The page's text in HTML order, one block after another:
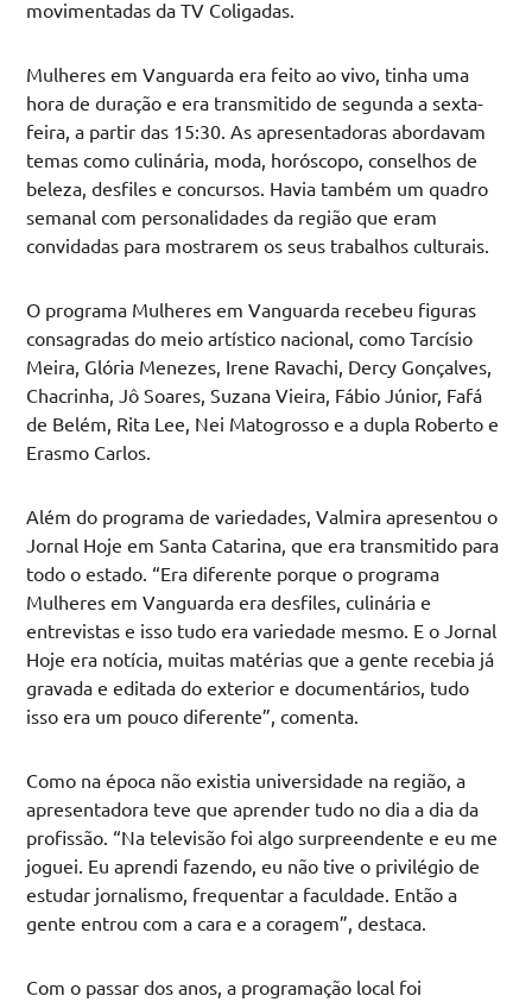
movimentadas da TV Coligadas.
Mulheres em Vanguarda era feito ao vivo, tinha uma
hora de duração e era transmitido de segunda a sexta-
feira, a partir das 15:30. As apresentadoras abordavam
temas como culinária, moda, horóscopo, conselhos de
beleza, desfiles e concursos. Havia também um quadro
semanal com personalidades da região que eram
convidadas para mostrarem os seus trabalhos culturais.
O programa Mulheres em Vanguarda recebeu figuras
consagradas do meio artístico nacional, como Tarcísio
Meira, Glória Menezes, Irene Ravachi, Dercy Gonçalves,
Chacrinha, Jô Soares, Suzana Vieira, Fábio Júnior, Fafá
de Belém, Rita Lee, Nei Matogrosso e a dupla Roberto e
Erasmo Carlos.
Além do programa de variedades, Valmira apresentou o
Jornal Hoje em Santa Catarina, que era transmitido para
todo o estado. “Era diferente porque o programa
Mulheres em Vanguarda era desfiles, culinária e
entrevistas e isso tudo era variedade mesmo. E o Jornal
Hoje era notícia, muitas matérias que a gente recebia já
gravada e editada do exterior e documentários, tudo
isso era um pouco diferente”, comenta.
Como na época não existia universidade na região, a
apresentadora teve que aprender tudo no dia a dia da
profissão. “Na televisão foi algo surpreendente e eu me
joguei. Eu aprendi fazendo, eu não tive o privilégio de
estudar jornalismo, frequentar a faculdade. Então a
gente entrou com a cara e a coragem”, destaca.
Com o passar dos anos, a programação local foi